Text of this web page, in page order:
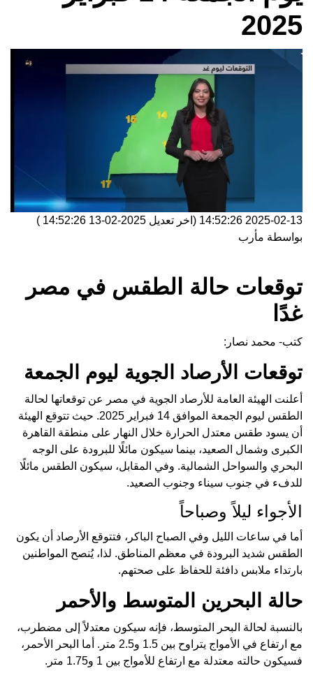
2025
2025-02-13 14:52:26 (اخر تعديل 2025-02-13 14:52:26
)
بواسطة مأرب
توقعات حالة الطقس في مصر
غدًا
كتب- محمد نصار:
توقعات الأرصاد الجوية ليوم الجمعة
أعلنت الهيئة العامة للأرصاد الجوية في مصر عن توقعاتها لحالة
الطقس ليوم الجمعة الموافق 14 فبراير 2025. حيث تتوقع الهيئة
أن يسود طقس معتدل الحرارة خلال النهار على منطقة القاهرة
الكبرى وشمال الصعيد، بينما سيكون مائلًا للبرودة على الوجه
البحري والسواحل الشمالية. وفي المقابل، سيكون الطقس مائلًا
للدفء في جنوب سيناء وجنوب الصعيد.
الأجواء ليلاً وصباحاً
أما في ساعات الليل وفي الصباح الباكر، فتتوقع الأرصاد أن يكون
الطقس شديد البرودة في معظم المناطق. لذا، يُنصح المواطنين
بارتداء ملابس دافئة للحفاظ على صحتهم.
حالة البحرين المتوسط والأحمر
بالنسبة لحالة البحر المتوسط، فإنه سيكون معتدلاً إلى مضطرب،
مع ارتفاع في الأمواج يتراوح بين 1.5 و2.5 متر. أما البحر الأحمر،
فسيكون حالته معتدلة مع ارتفاع للأمواج بين 1 و1.75 متر.